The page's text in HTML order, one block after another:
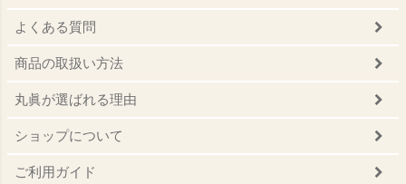
よくある質問
商品の取扱い方法
丸眞が選ばれる理由
ショップについて
ご利用ガイド